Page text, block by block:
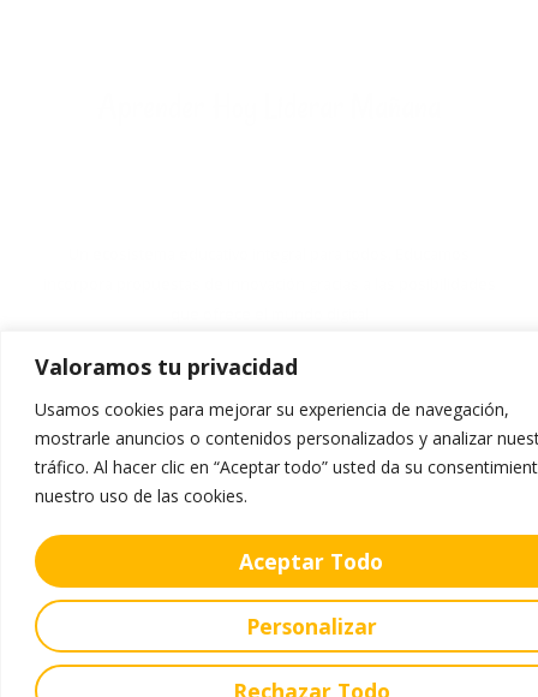
Valoramos tu privacidad
Usamos cookies para mejorar su experiencia de navegación,
mostrarle anuncios o contenidos personalizados y analizar
tráfico. Al hacer clic en “Aceptar todo” usted da su
nuestro uso de las cookies.
Personalizar
Rechazar Todo
Aceptar Todo
Secretaría
Comedor
Uniforme
Oferta Educativa
Educación Infantil